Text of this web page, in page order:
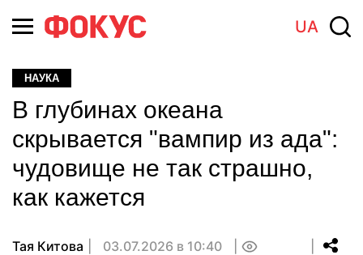
UA
НАУКА
В глубинах океана
скрывается "вампир из ада":
чудовище не так страшно,
как кажется
Тая Китова 03.07.2026 в 10:40